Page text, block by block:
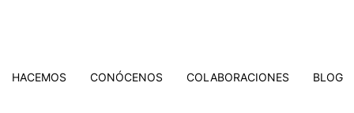
HACEMOS CONÓCENOS COLABORACIONES BLOG